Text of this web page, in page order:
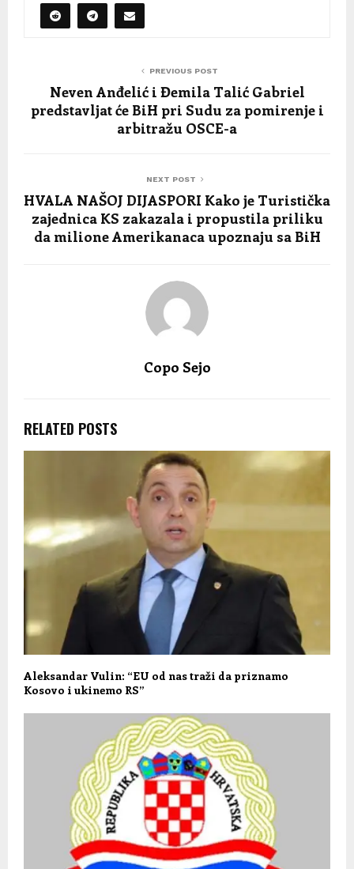
PREVIOUS POST
Neven Anđelić i Đemila Talić Gabriel
predstavljat će BiH pri Sudu za pomirenje i
arbitražu OSCE-a
NEXT POST
HVALA NAŠOJ DIJASPORI Kako je Turistička
zajednica KS zakazala i propustila priliku
da milione Amerikanaca upoznaju sa BiH
Copo Sejo
RELATED POSTS
Aleksandar Vulin: “EU od nas traži da priznamo
Kosovo i ukinemo RS”